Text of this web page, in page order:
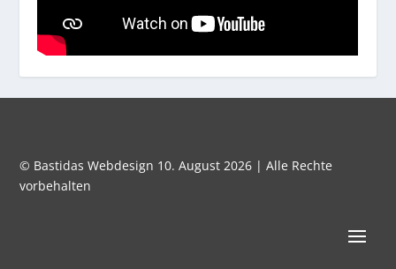
© Bastidas Webdesign 10. August 2026 | Alle Rechte
vorbehalten